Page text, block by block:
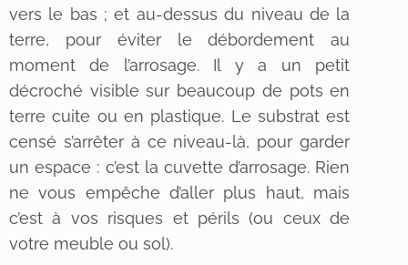
vers le bas ; et au-dessus du niveau de la
terre, pour éviter le débordement au
moment de l’arrosage. Il y a un petit
décroché visible sur beaucoup de pots en
terre cuite ou en plastique. Le substrat est
censé s’arrêter à ce niveau-là, pour garder
un espace : c’est la cuvette d’arrosage. Rien
ne vous empêche d’aller plus haut, mais
c’est à vos risques et périls (ou ceux de
votre meuble ou sol).